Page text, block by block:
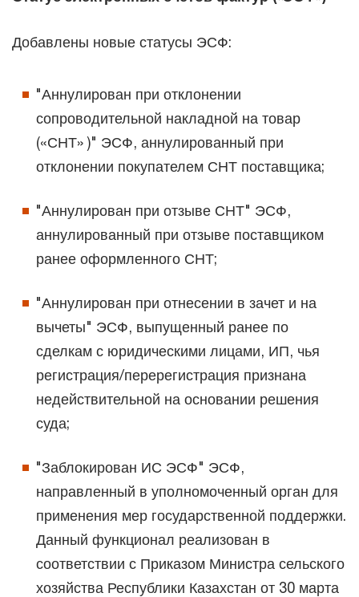
Добавлены новые статусы ЭСФ:
"Аннулирован при отклонении
сопроводительной накладной на товар
(«СНТ» )" ЭСФ, аннулированный при
отклонении покупателем СНТ поставщика;
"Аннулирован при отзыве СНТ" ЭСФ,
аннулированный при отзыве поставщиком
ранее оформленного СНТ;
"Аннулирован при отнесении в зачет и на
вычеты" ЭСФ, выпущенный ранее по
сделкам с юридическими лицами, ИП, чья
регистрация/перерегистрация признана
недействительной на основании решения
суда;
"Заблокирован ИС ЭСФ" ЭСФ,
направленный в уполномоченный орган для
применения мер государственной поддержки.
Данный функционал реализован в
соответствии с Приказом Министра сельского
хозяйства Республики Казахстан от 30 марта